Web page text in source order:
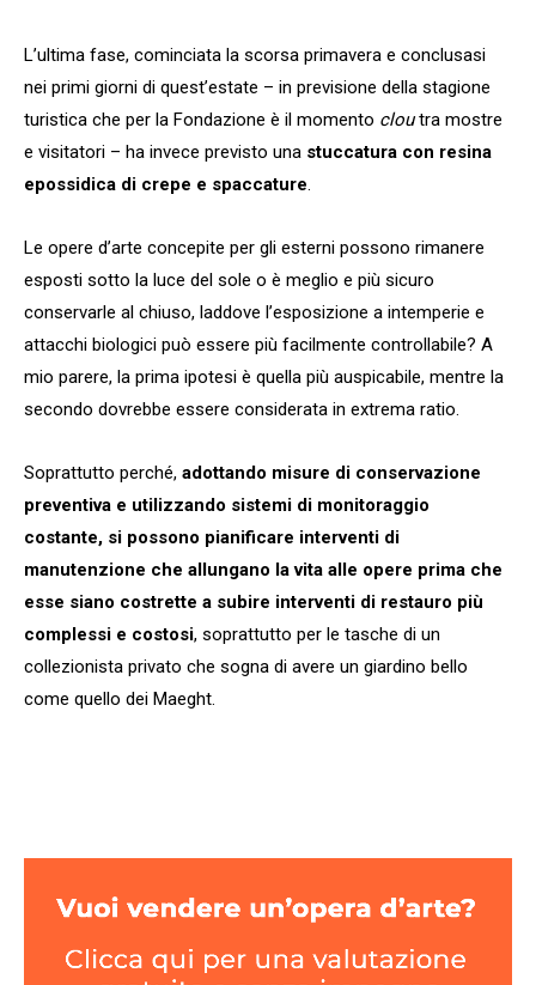
L’ultima fase, cominciata la scorsa primavera e conclusasi
nei primi giorni di quest’estate – in previsione della stagione
turistica che per la Fondazione è il momento cloutra mostre
e visitatori – ha invece previsto una stuccatura con resina
epossidica di crepe e spaccature.
Le opere d’arte concepite per gli esterni possono rimanere
esposti sotto la luce del sole o è meglio e più sicuro
conservarle al chiuso, laddove l’esposizione a intemperie e
attacchi biologici può essere più facilmente controllabile? A
mio parere, la prima ipotesi è quella più auspicabile, mentre la
secondo dovrebbe essere considerata in extrema ratio.
Soprattutto perché, adottando misure di conservazione
preventiva e utilizzando sistemi di monitoraggio
costante, si possono pianificare interventi di
manutenzione che allungano la vita alle opere prima che
esse siano costrette a subire interventi di restauro più
complessi e costosi, soprattutto per le tasche di un
collezionista privato che sogna di avere un giardino bello
come quello dei Maeght.